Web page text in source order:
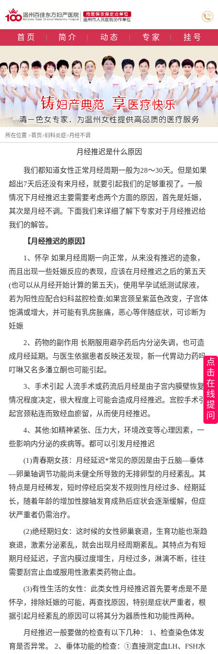
首 页 简 介 动 态 专 家 挂 号
所在位置 >首页>妇科炎症>月经不调
月经推迟是什么原因
我们都知道女性正常月经周期一般为28～30天。但是如果
超出7天后还没有来月经，就要引起我们的足够重视了。一般
情况下月经推迟主要需要考虑两个方面的原因，首先是妊娠，
其次是月经不调。下面我们来详细了解下专家对于月经推迟给
我们的解答。
【月经推迟的原因】
1、怀孕 如果月经周期一向正常，从来没有推迟的迹象，
而且出现一些妊娠反应的表现，应该在月经推迟之后的第五天
(也可以从月经开始计算的第五天)，使用早孕试纸测试尿液，
若为阳性应配合妇科盆腔检查;如果宫颈呈紫蓝色改变，子宫体
饱满或增大，并可能有乳房胀痛，恶心等伴随症状，可诊断为
妊娠
2、药物的副作用 长期服用避孕药后内分泌失调，也可造
成月经延期。与医生依据患者反映还发现，新一代胃动力药吗
叮啉又名多潘立酮也可能引起。
3、手术引起 人流手术或药流后月经是由子宫内膜壁恢复
情况程度决定，很大程度上可能会造成月经推迟。宫腔手术引
起宫颈粘连而致经血瘀留，从而使月经推迟。
4、其他:如精神紧张、压力大，环境改变等心理因素，一
些影响内分泌的疾病等。都可以引发月经推迟
(1)青春期女孩：月经延迟*常见的原因是由于丘脑—垂体
—卵巢轴调节功能尚未健全所导致的无排卵型的月经紊乱。其
特点是月经稀发，短时停经后突发不规则性月经过多、经期延
长，随着年龄的增加性腺轴发育成熟后症状会逐渐缓解，但症
状严重者仍需治疗。
(2)绝经期妇女：这时候的女性卵巢衰退，生育功能也渐趋
衰退，激素分泌紊乱，就会出现月经周期紊乱。其特点为有短
期月经延迟，子宫内膜过度增生，月经过多，淋漓不断，往往
需要刮宫止血或服用性激素类药物止血。
(3)有性生活的女性：此类女性月经推迟首先要考虑是不是
怀孕，排除妊娠的可能，再查找原因，特别是症状严重者，根
据引起月经紊乱的原因可以将其分为器质性和功能性两种。
月经推迟一般要做的检查有以下几种： 1、检查染色体发
育是否异常。 2、垂体功能的检查：①直接测定血LH、FSH水
点
击
在
线
提
问